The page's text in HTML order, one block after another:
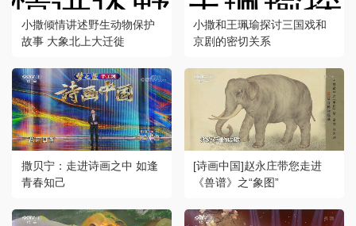
小撒倾情讲述野生动物保护
故事 大象北上大迁徙
小撒和王珮瑜探讨三国戏和
京剧的密切关系
撒贝宁：走进诗画之中 如逢
青春知己
[诗画中国]赵永庄带您走进
《兽谱》之“象图”